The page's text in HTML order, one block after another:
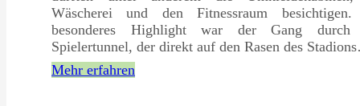
Wäscherei und den Fitnessraum
besonderes Highlight war der Gang durch
Spielertunnel, der direkt auf den Rasen des
Mehr erfahren